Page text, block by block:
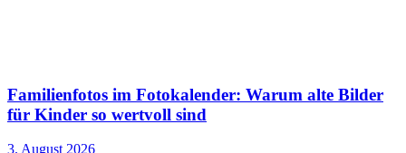
Familienfotos im Fotokalender: Warum alte Bilder
für Kinder so wertvoll sind
3. August 2026